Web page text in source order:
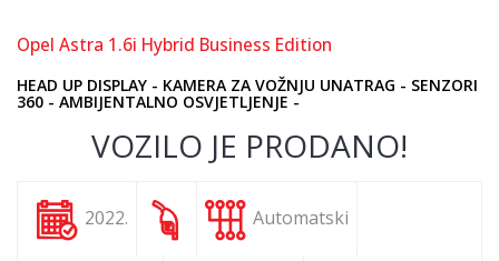
Opel Astra 1.6i Hybrid Business Edition
HEAD UP DISPLAY - KAMERA ZA VOŽNJU UNATRAG - SENZORI
360 - AMBIJENTALNO OSVJETLJENJE -
VOZILO JE PRODANO!
2022. Automatski